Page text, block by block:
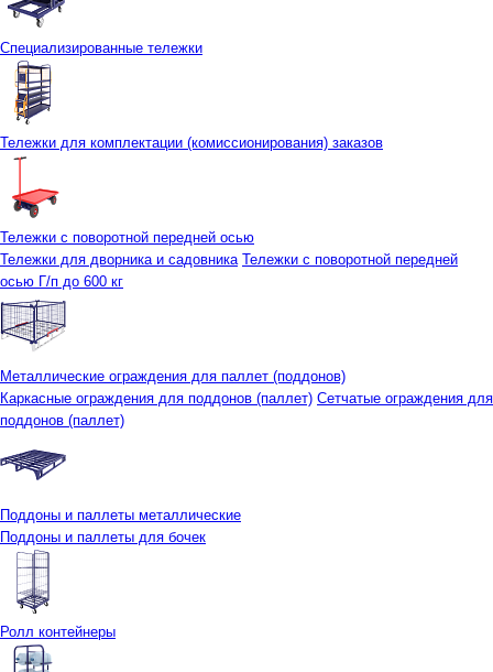
Специализированные тележки
Тележки для комплектации (комиссионирования) заказов
Тележки с поворотной передней осью
Тележки для дворника и садовника Тележки с поворотной передней
осью Г/п до 600 кг
Металлические ограждения для паллет (поддонов)
Каркасные ограждения для поддонов (паллет) Сетчатые ограждения для
поддонов (паллет)
Поддоны и паллеты металлические
Поддоны и паллеты для бочек
Ролл контейнеры